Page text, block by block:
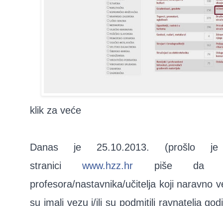
klik za veće
Danas je 25.10.2013. (prošlo
straniciwww.hzz.hr piše da
profesora/nastavnika/učitelja koji naravno
su imali vezu i/ili su podmitili ravnatelja